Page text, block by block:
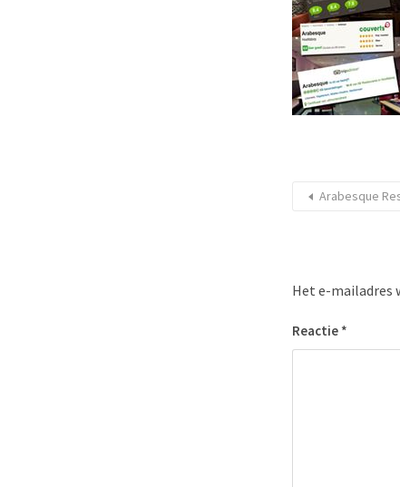
Arabesque
Het e-mailadres
Reactie *